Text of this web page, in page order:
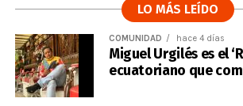
LO MÁS LEÍDO
COMUNIDAD hace 4 días
Miguel Urgilés es el
ecuatoriano que